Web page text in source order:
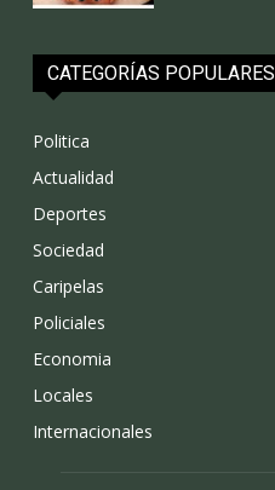
CATEGORÍAS POPULARES
Politica
Actualidad
Deportes
Sociedad
Caripelas
Policiales
Economia
Locales
Internacionales